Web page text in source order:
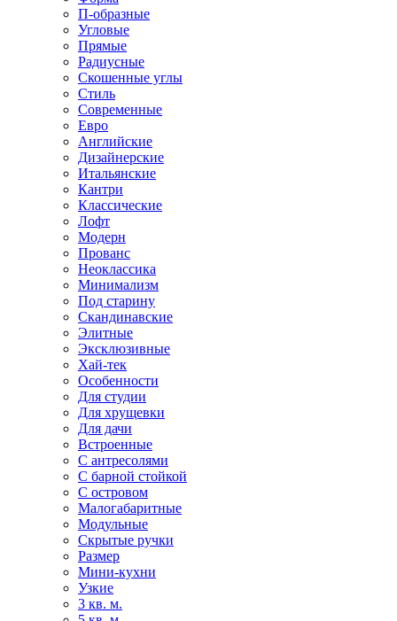
П-образные
Угловые
Прямые
Радиусные
Скошенные углы
Стиль
Современные
Евро
Английские
Дизайнерские
Итальянские
Кантри
Классические
Лофт
Модерн
Прованс
Неоклассика
Минимализм
Под старину
Скандинавские
Элитные
Эксклюзивные
Хай-тек
Особенности
Для студии
Для хрущевки
Для дачи
Встроенные
С антресолями
С барной стойкой
С островом
Малогабаритные
Модульные
Скрытые ручки
Размер
Мини-кухни
Узкие
3 кв. м.